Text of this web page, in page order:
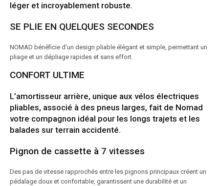
léger et incroyablement robuste.
SE PLIE EN QUELQUES SECONDES
NOMAD bénéficie d’un design pliable élégant et simple, permettant un
pliage et un dépliage rapides et sans effort.
CONFORT ULTIME
L’amortisseur arrière, unique aux vélos électriques
pliables, associé à des pneus larges, fait de Nomad
votre compagnon idéal pour les longs trajets et les
balades sur terrain accidenté.
Pignon de cassette à 7 vitesses
Des pas de vitesse rapprochés entre les pignons principaux créent un
pédalage doux et confortable, garantissent une durabilité et un